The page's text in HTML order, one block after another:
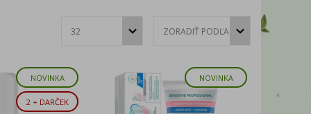
Ice Power
Mesh
Microlife
Rival
Scala
NOVINKA
2 + DARČEK
NOVINKA